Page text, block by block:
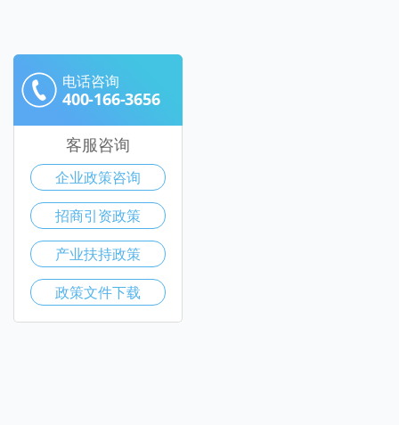
电话咨询
400-166-3656
客服咨询
企业政策咨询
招商引资政策
产业扶持政策
政策文件下载